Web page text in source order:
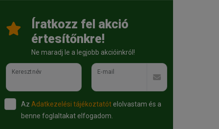
Íratkozz fel akció
értesítőnkre!
Ne maradj le a legjobb akcióinkról!
Keresztnév E-mail
Az Adatkezelési tájékoztatót elolvastam és a
benne foglaltakat elfogadom.